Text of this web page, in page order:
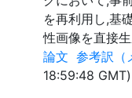
を再利用し,基
性画像を直接
論文 参考訳（
18:59:48 GMT)